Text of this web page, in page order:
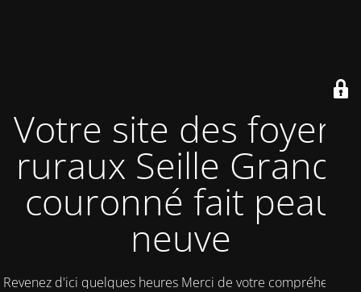
Votre site des foyers
ruraux Seille Grand-
couronné fait peau
neuve
Revenez d'ici quelques heures Merci de votre compréhension